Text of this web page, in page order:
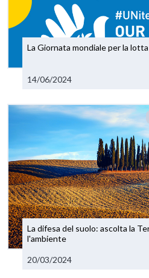
La Giornata mondiale per la
14/06/2024
La difesa del suolo: ascolta la
l'ambiente
20/03/2024